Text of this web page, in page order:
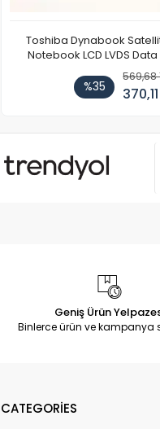
Toshiba Dynabook
Notebook LCD LVDS
%35
569,68
Geniş Ürün
Binlerce ürün ve kampanya
CATEGORİES